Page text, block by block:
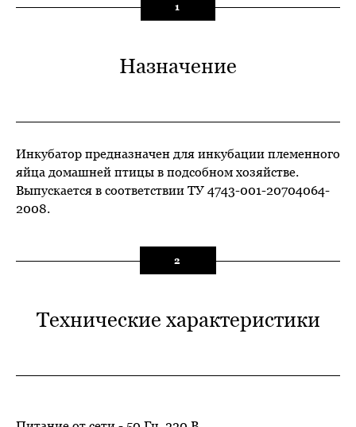
1
Назначение
Инкубатор предназначен для инкубации племенного
яйца домашней птицы в подсобном хозяйстве.
Выпускается в соответствии ТУ 4743-001-20704064-
2008.
2
Технические характеристики